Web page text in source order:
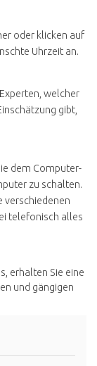
oder klicken auf
Uhrzeit an.
welcher
gibt,
dem Computer-
zu schalten.
verschiedenen
telefonisch alles
erhalten Sie eine
und gängigen